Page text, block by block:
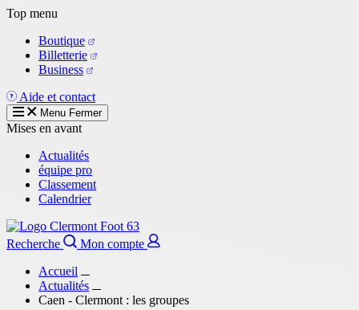
Aller
contenu
principal
Top menu
Boutique
Billetterie
Business
Aide et contact
Menu Fermer
Mises en avant
Actualités
équipe pro
Classement
Calendrier
Recherche
Mon compte
Accueil
Actualités
Caen - Clermont : les groupes